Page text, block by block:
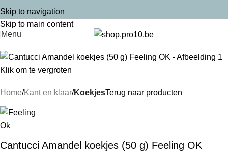
Skip to navigation
Skip to main content
Menu
Klik om te vergroten
Home Kant en klaar KoekjesTerug naar producten
Cantucci Amandel koekjes (50 g) Feeling OK